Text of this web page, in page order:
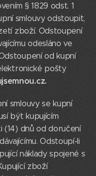
§ 1829 odst. 1
smlouvy odstoupit,
zboží. Odstoupení
odesláno ve
od kupní
pošty
smlouvy se kupní
být kupujícím
(14) dnů od doručení
Odstoupí-li
náklady spojené s
zboží